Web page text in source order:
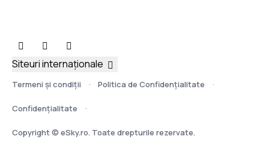
Termeni şi condiţii Politica de Confidențialitate
Confidențialitate
Copyright © eSky.ro. Toate drepturile rezervate.
Siteuri internaționale